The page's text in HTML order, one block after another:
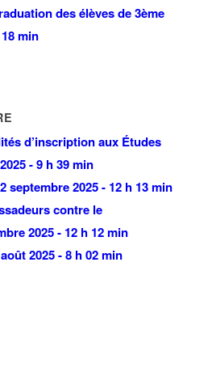
des élèves de 3ème
min
d’inscription aux Études
- 9 h 39 min
septembre 2025 - 12 h 13 min
contre le
2025 - 12 h 12 min
2025 - 8 h 02 min